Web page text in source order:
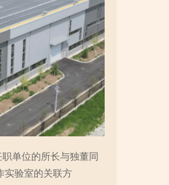
单位的所长与独董同
实验室的关联方